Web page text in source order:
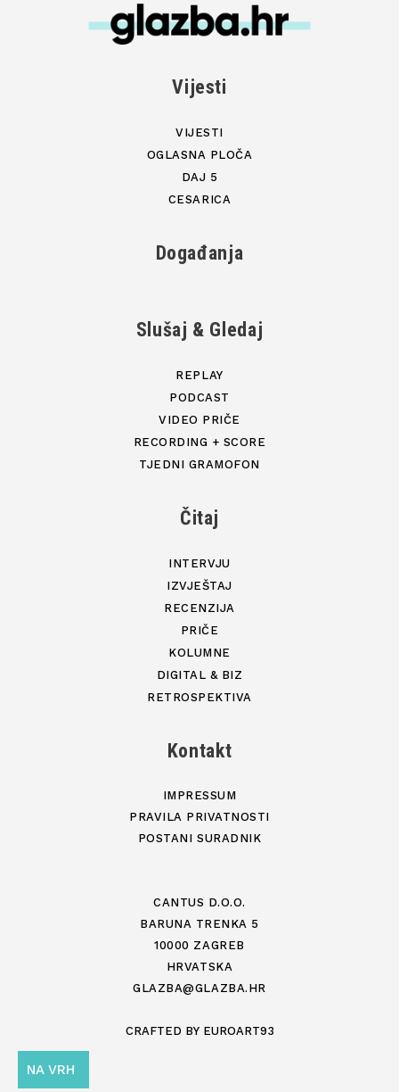
Vijesti
VIJESTI
OGLASNA PLOČA
DAJ 5
CESARICA
Događanja
Slušaj & Gledaj
REPLAY
PODCAST
VIDEO PRIČE
RECORDING + SCORE
TJEDNI GRAMOFON
Čitaj
INTERVJU
IZVJEŠTAJ
RECENZIJA
PRIČE
KOLUMNE
DIGITAL & BIZ
RETROSPEKTIVA
Kontakt
IMPRESSUM
PRAVILA PRIVATNOSTI
POSTANI SURADNIK
CANTUS D.O.O.
BARUNA TRENKA 5
10000 ZAGREB
HRVATSKA
GLAZBA@GLAZBA.HR
CRAFTED BY EUROART93
NA VRH